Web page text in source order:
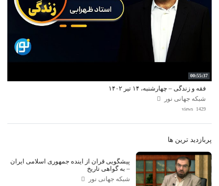
00:55:37
فقه و زندگی – چهارشنبه، ۱۴ تیر ۱۴۰۲
شبکه جهانی نور
1429 views
پربازدید ترین ها
پیشگویی قرآن از آینده جمهوری اسلامی ایران
– به گواهی تاریخ
شبکه جهانی نور